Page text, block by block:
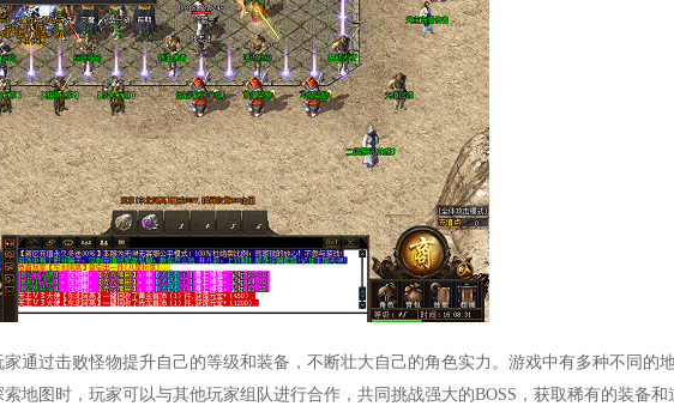
通过击败怪物提升自己的等级和装备，不断壮大自己的角色实力。游戏中有多种不同的
地图时，玩家可以与其他玩家组队进行合作，共同挑战强大的BOSS，获取稀有的装备和